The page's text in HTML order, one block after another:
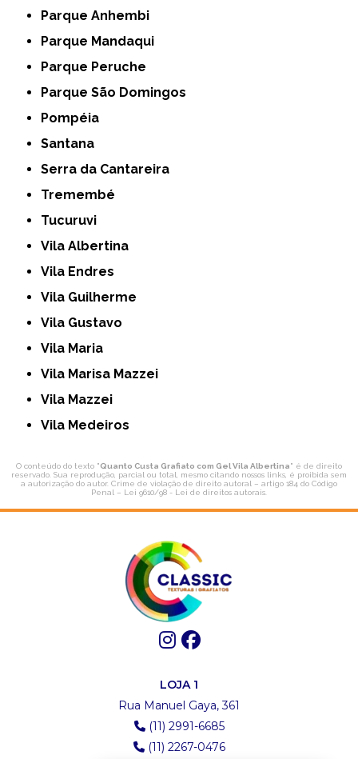
Parque Anhembi
Parque Mandaqui
Parque Peruche
Parque São Domingos
Pompéia
Santana
Serra da Cantareira
Tremembé
Tucuruvi
Vila Albertina
Vila Endres
Vila Guilherme
Vila Gustavo
Vila Maria
Vila Marisa Mazzei
Vila Mazzei
Vila Medeiros
O conteúdo do texto "Quanto Custa Grafiato com Gel Vila Albertina" é de direito
reservado. Sua reprodução, parcial ou total, mesmo citando nossos links, é proibida sem
a autorização do autor. Crime de violação de direito autoral – artigo 184 do Código
Penal – Lei 9610/98 - Lei de direitos autorais
LOJA 1
Rua Manuel Gaya, 361
(11) 2991-6685
(11) 2267-0476